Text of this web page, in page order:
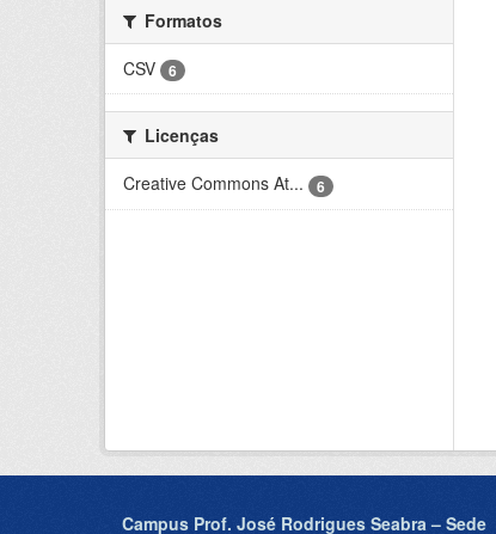
Formatos
CSV
6
Licenças
Creative Commons At...
6
Campus Prof. José Rodrigues Seabra – Sede